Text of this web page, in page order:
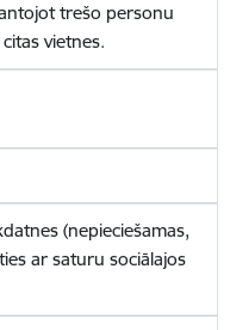
trešo personu
vietnes.
(nepieciešamas,
ar saturu sociālajos